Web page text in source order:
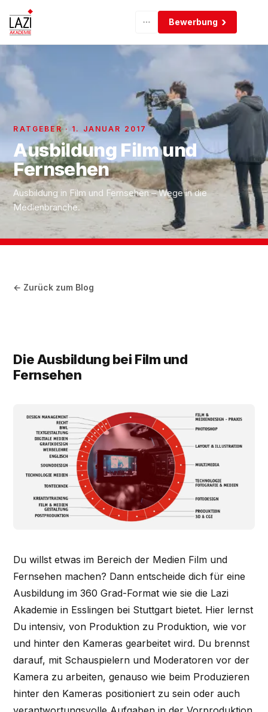
Bewerbung
RATGEBER · 1. JANUAR 2017
Ausbildung Film und
Fernsehen
Ausbildung in Film und Fernsehen – Wege in die
Medienbranche.
← Zurück zum Blog
Die Ausbildung bei Film und
Fernsehen
Du willst etwas im Bereich der Medien Film und
Fernsehen machen? Dann entscheide dich für eine
Ausbildung im 360 Grad-Format wie sie die Lazi
Akademie in Esslingen bei Stuttgart bietet. Hier lernst
Du intensiv, von Produktion zu Produktion, wie vor
und hinter den Kameras gearbeitet wird. Du brennst
darauf, mit Schauspielern und Moderatoren vor der
Kamera zu arbeiten, genauso wie beim Produzieren
hinter den Kameras positioniert zu sein oder auch